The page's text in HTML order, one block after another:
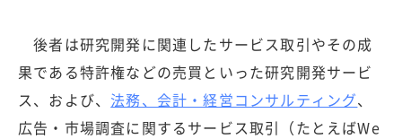
後者は研究開発に関連したサービス取引やその成
果である特許権などの売買といった研究開発サービ
ス、および、 法務、会計・経営コンサルティング、
広告・市場調査に関するサービス取引（たとえばWe